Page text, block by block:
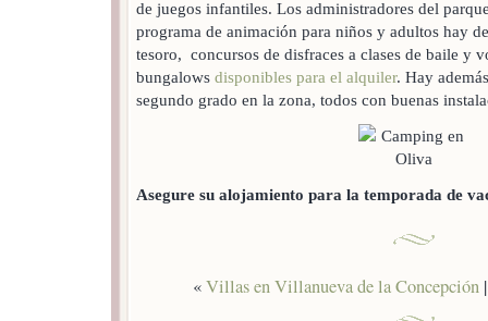
de juegos infantiles. Los administradores del
programa de animación para niños y adultos hay
tesoro, concursos de disfraces a clases de baile y
bungalows disponibles para el alquiler. Hay
segundo grado en la zona, todos con buenas
Asegure su alojamiento para la temporada de
«Villas en Villanueva de la Concepción